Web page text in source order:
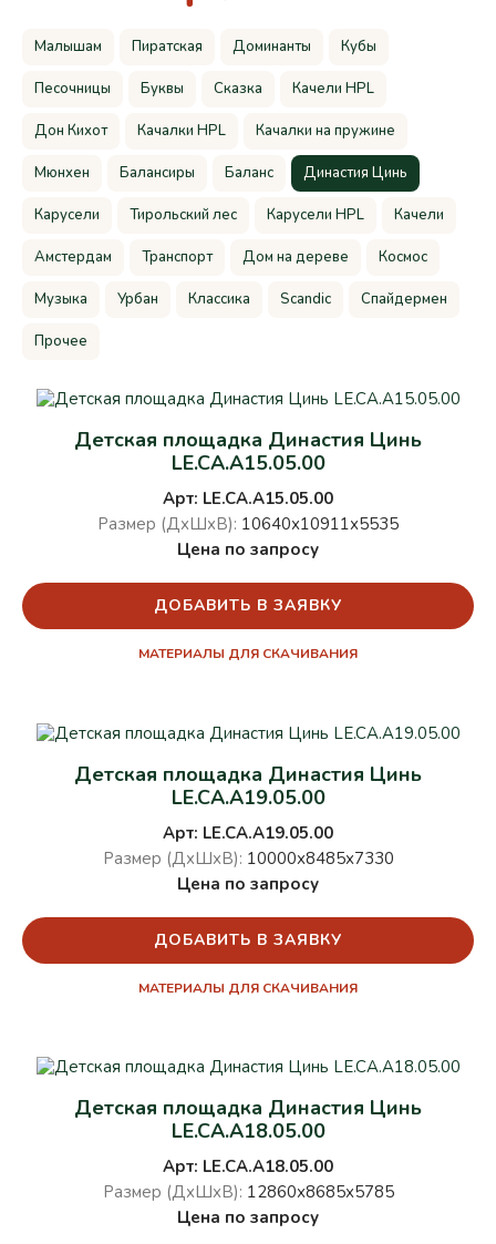
Малышам Пиратская Доминанты Кубы
Песочницы Буквы Сказка Качели HPL
Дон Кихот Качалки HPL Качалки на пружине
Мюнхен Балансиры Баланс Династия Цинь
Карусели Тирольский лес Карусели HPL Качели
Амстердам Транспорт Дом на дереве Космос
Музыка Урбан Классика Scandic Спайдермен
Прочее
Детская площадка Династия Цинь
LE.CA.A15.05.00
Арт: LE.CA.A15.05.00
Размер (ДхШхВ): 10640х10911х5535
Цена по запросу
ДОБАВИТЬ В ЗАЯВКУ
МАТЕРИАЛЫ ДЛЯ СКАЧИВАНИЯ
Детская площадка Династия Цинь
LE.CA.A19.05.00
Арт: LE.CA.A19.05.00
Размер (ДхШхВ): 10000х8485х7330
Цена по запросу
ДОБАВИТЬ В ЗАЯВКУ
МАТЕРИАЛЫ ДЛЯ СКАЧИВАНИЯ
Детская площадка Династия Цинь
LE.CA.A18.05.00
Арт: LE.CA.A18.05.00
Размер (ДхШхВ): 12860х8685х5785
Цена по запросу